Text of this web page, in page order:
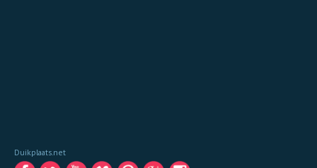
Duikplaats.net